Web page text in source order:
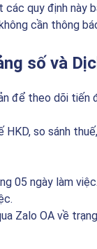
các quy định
cần thông
số và
để theo dõi tiến
HKD, so sánh
05 ngày làm việc.
Zalo OA về